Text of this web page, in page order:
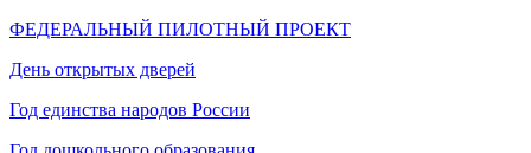
ФЕДЕРАЛЬНЫЙ ПИЛОТНЫЙ ПРОЕКТ
День открытых дверей
Год единства народов России